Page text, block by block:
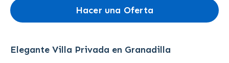
Hacer una Oferta
Elegante Villa Privada en Granadilla